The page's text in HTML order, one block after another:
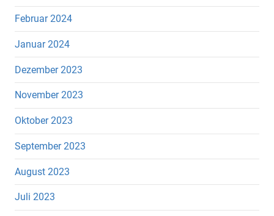
Februar 2024
Januar 2024
Dezember 2023
November 2023
Oktober 2023
September 2023
August 2023
Juli 2023